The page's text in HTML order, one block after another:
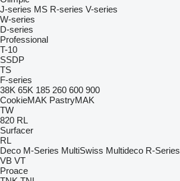
J-series MS R-series V-series
W-series
D-series
Professional
T-10
SSDP
TS
F-series
38K 65K 185 260 600 900
CookieMAK PastryMAK
TW
820 RL
Surfacer
RL
Deco M-Series MultiSwiss Multideco R-Series
VB VT
Proace